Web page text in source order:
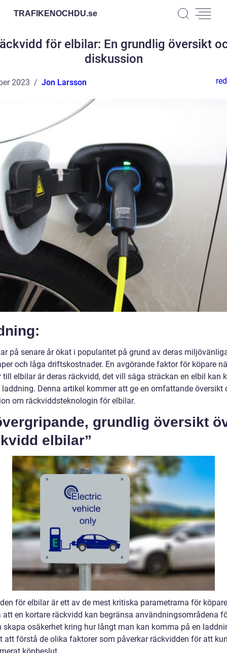
TRAFIKENOCHDU.se
för elbilar: En grundlig översikt
diskussion
2023 Jon Larsson
på senare år ökat i popularitet på grund av deras
och låga driftskostnader. En avgörande faktor för köpare
till elbilar är deras räckvidd, det vill säga sträckan en elbil kan
laddning. Denna artikel kommer att ge en omfattande översikt
om räckviddsteknologin för elbilar.
grundlig översikt
elbilar”
för elbilar är ett av de mest kritiska parametrarna för
att en kortare räckvidd kan begränsa användningsområdena
skapa osäkerhet kring hur långt man kan komma på en
att förstå de olika faktorer som påverkar räckvidden för att